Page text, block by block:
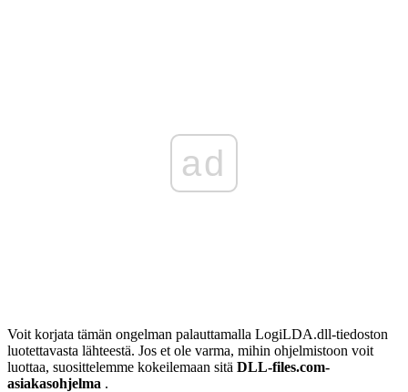
ad
Voit korjata tämän ongelman palauttamalla LogiLDA.dll-tiedoston
luotettavasta lähteestä. Jos et ole varma, mihin ohjelmistoon voit
luottaa, suosittelemme kokeilemaan sitä DLL-files.com-
asiakasohjelma .